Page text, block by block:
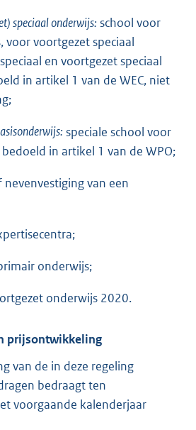
speciaal onderwijs: school voor
voor voortgezet speciaal
en voortgezet speciaal
in artikel 1 van de WEC, niet
speciale school voor
in artikel 1 van de WPO;
van een
onderwijs;
onderwijs 2020.
prijsontwikkeling
van de in deze regeling
bedraagt ten
voorgaande kalenderjaar